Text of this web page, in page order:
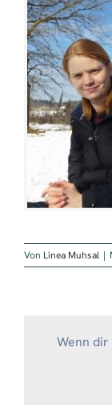
Von Linea Muhsal |
Wenn